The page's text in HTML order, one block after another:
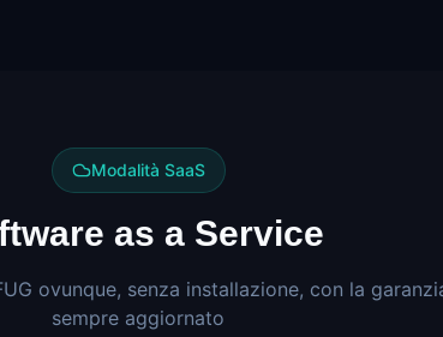
Modalità SaaS
as a Service
ovunque, senza installazione, con la
sempre aggiornato